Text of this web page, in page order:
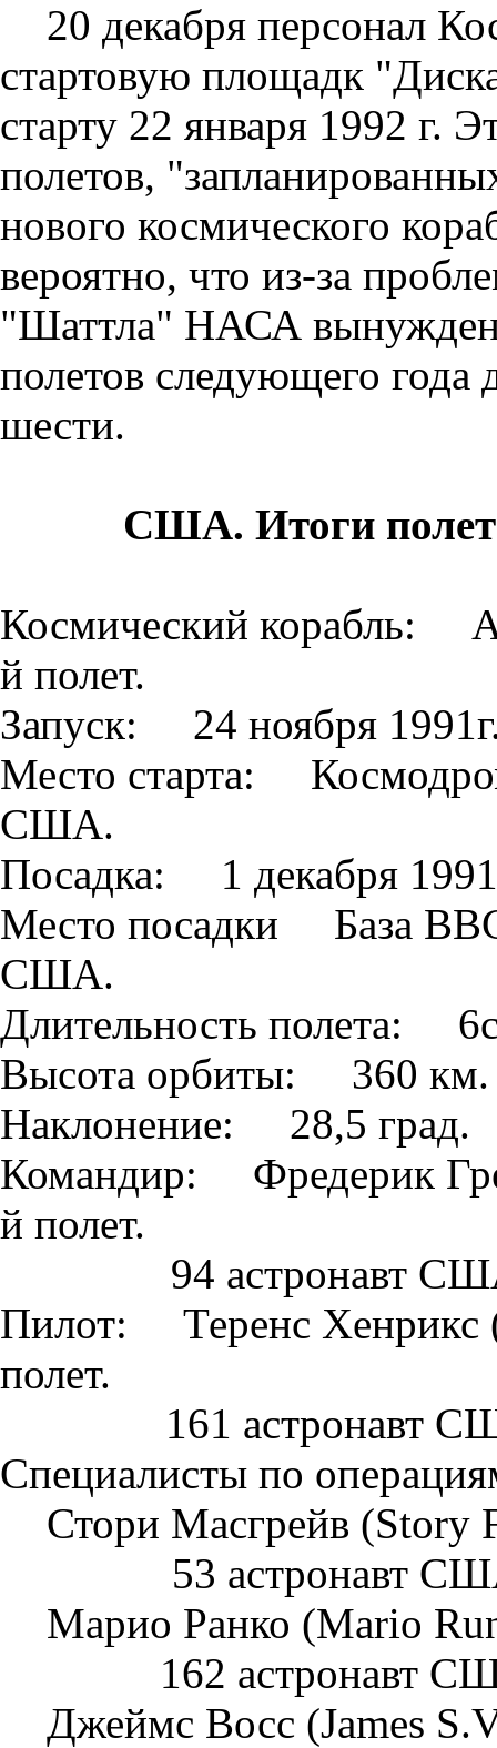
20 декабря персонал
стартовую площадк
старту 22 января 1992 г.
полетов,
нового космического
вероятно, что из-за
"Шаттла" НАСА
полетов следующего
шести.
США. Итоги
Космический корабль:
й полет.
Запуск: 24 ноября
Место старта:
США.
Посадка: 1 декабря
Место посадки База
США.
Длительность полета:
Высота орбиты: 360 км.
Наклонение: 28,5 град.
Командир: Фредерик
й полет.
94 астронавт
Пилот: Теренс Хенрикс
полет.
161 астронавт
Специалисты по
Стори Масгрейв
53 астронавт
Марио Ранко (Mario
162 астронавт
Джеймс Восс (James